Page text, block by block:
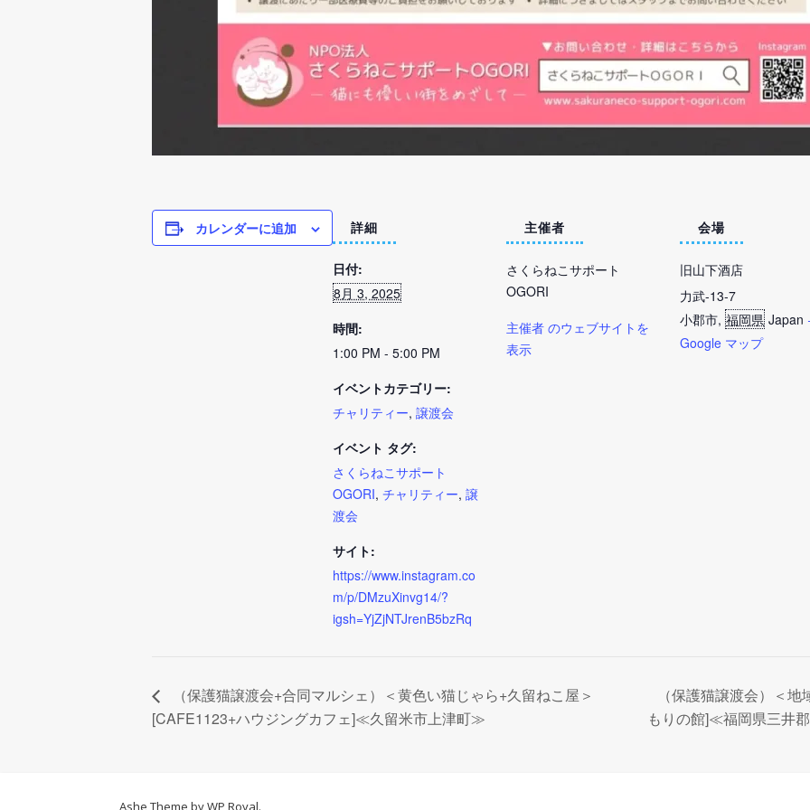
カレンダーに追加 詳細
日付:
8月 3, 2025
時間:
1:00 PM - 5:00 PM
イベントカテゴリー:
チャリティー, 譲渡会
イベント タグ:
さくらねこサポート
OGORI, チャリティー, 譲
渡会
サイト:
https://www.instagram.co
m/p/DMzuXinvg14/?
igsh=YjZjNTJrenB5bzRq
主催者
さくらねこサポート
OGORI
主催者 のウェブサイトを
表示
会場
旧山下酒店
力武-13-7
小郡市, 福岡県 Japan
Google マップ
（保護猫譲渡会+合同マルシェ）＜黄色い猫じゃら+久留ねこ屋＞
[CAFE1123+ハウジングカフェ]≪久留米市上津町≫
（保護猫譲渡会）＜
もりの館]≪福岡県三井
Ashe Theme byWP Royal.